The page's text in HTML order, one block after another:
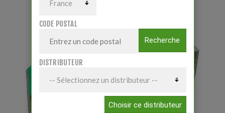
CODE POSTAL
Recherche
DISTRIBUTEUR
Choisir ce distributeur